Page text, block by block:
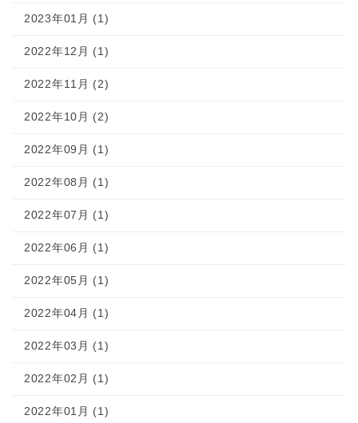
2023年01月 (1)
2022年12月 (1)
2022年11月 (2)
2022年10月 (2)
2022年09月 (1)
2022年08月 (1)
2022年07月 (1)
2022年06月 (1)
2022年05月 (1)
2022年04月 (1)
2022年03月 (1)
2022年02月 (1)
2022年01月 (1)